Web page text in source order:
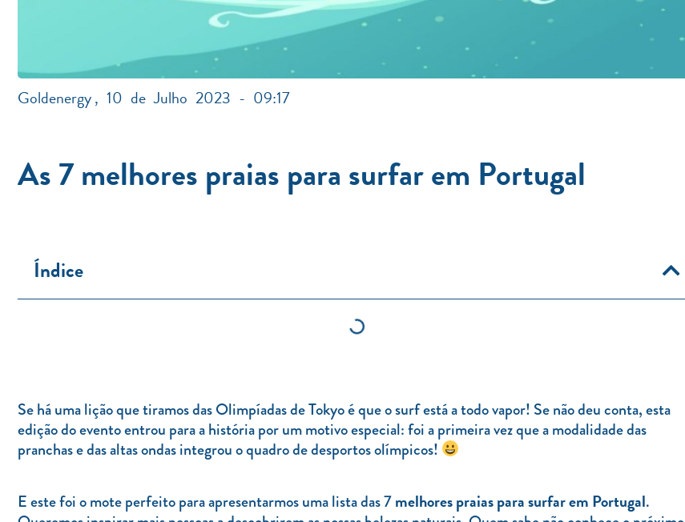
Goldenergy 10 de Julho 2023 - 09:17
As 7 melhores praias para surfar em Portugal
Índice
Se há uma lição que tiramos das Olimpíadas de Tokyo é que o surf está a todo vapor! Se não deu conta, esta
edição do evento entrou para a história por um motivo especial: foi a primeira vez que a modalidade das
pranchas e das altas ondas integrou o quadro de desportos olímpicos!
E este foi o mote perfeito para apresentarmos uma lista das 7melhores praias para surfar em Portugal.